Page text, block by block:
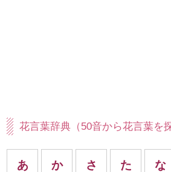
花言葉辞典（50音から花言葉を
あ か さ た な